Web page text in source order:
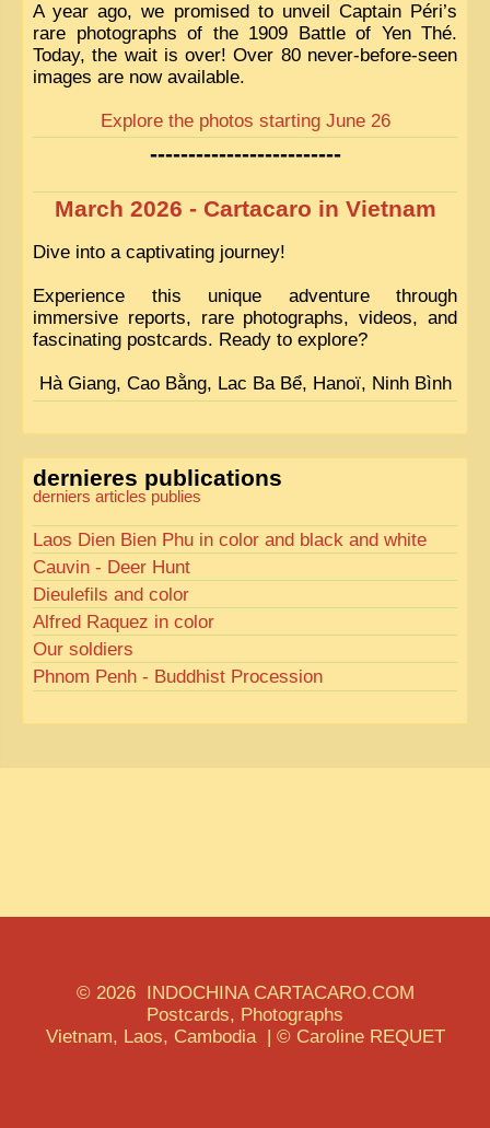
A year ago, we promised to unveil Captain Péri’s
rare photographs of the 1909 Battle of Yen Thé.
Today, the wait is over! Over 80 never-before-seen
images are now available.
Explore the photos starting June 26
-------------------------
March 2026 - Cartacaro in Vietnam
Dive into a captivating journey!
Experience this unique adventure through
immersive reports, rare photographs, videos, and
fascinating postcards. Ready to explore?
Hà Giang, Cao Bằng, Lac Ba Bể, Hanoï, Ninh Bình
dernieres publications
derniers articles publies
Laos Dien Bien Phu in color and black and white
Cauvin - Deer Hunt
Dieulefils and color
Alfred Raquez in color
Our soldiers
Phnom Penh - Buddhist Procession
© 2026 INDOCHINA CARTACARO.COM
Postcards, Photographs
Vietnam, Laos, Cambodia | © Caroline REQUET